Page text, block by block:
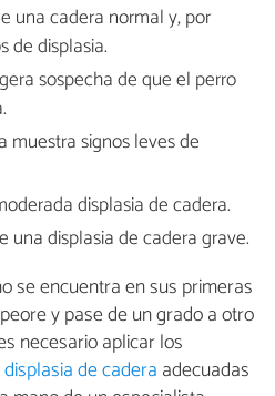
una cadera normal y, por
de displasia.
sospecha de que el perro
muestra signos leves de
displasia de cadera.
una displasia de cadera grave.
se encuentra en sus primeras
y pase de un grado a otro
necesario aplicar los
de cadera adecuadas